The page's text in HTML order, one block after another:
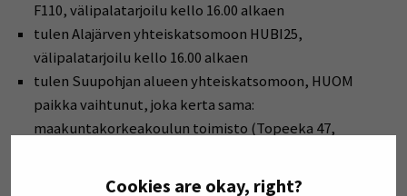
Cookies are okay, right?
F110, välipalatarjoilu kello 16.00 alkaen
tulen Alajärven yhteiskatsomoon HUBI25,
välipalatarjoilu kello 16.00 alkaen
tulen Suupohjan alueen yhteiskatsomoon, HUOM
paikka vaihtunut, joka kerta sama:
maakuntakorkeakoulun toimisto (Topeeka 47,
tulen Kurikan yhteiskatsomoon Yrityspalvelupiste